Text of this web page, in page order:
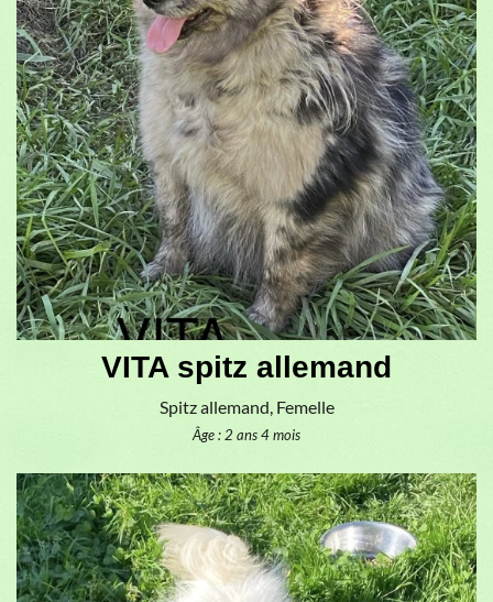
VITA spitz allemand
Spitz allemand, Femelle
Âge : 2 ans 4 mois